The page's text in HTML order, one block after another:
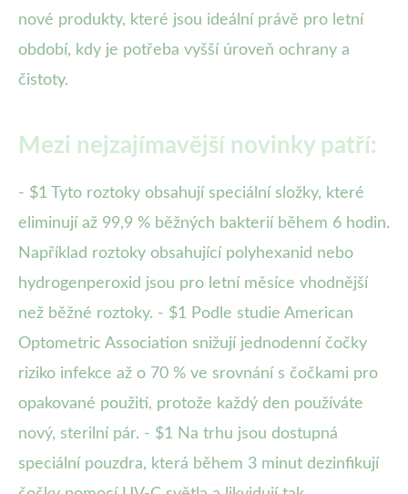
nové produkty, které jsou ideální právě pro letní
období, kdy je potřeba vyšší úroveň ochrany a
čistoty.
Mezi nejzajímavější novinky patří:
- $1 Tyto roztoky obsahují speciální složky, které
eliminují až 99,9 % běžných bakterií během 6 hodin.
Například roztoky obsahující polyhexanid nebo
hydrogenperoxid jsou pro letní měsíce vhodnější
než běžné roztoky. - $1 Podle studie American
Optometric Association snižují jednodenní čočky
riziko infekce až o 70 % ve srovnání s čočkami pro
opakované použití, protože každý den používáte
nový, sterilní pár. - $1 Na trhu jsou dostupná
speciální pouzdra, která během 3 minut dezinfikují